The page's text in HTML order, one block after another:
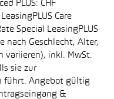
PLUS: CHF
Care
Special LeasingPLUS
nach Geschlecht, Alter,
variieren), inkl. MwSt.
sie zur
führt. Angebot gültig
&